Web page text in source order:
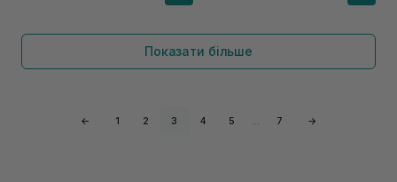
Показати більше
← 1 2 3 4 5 … 7 →